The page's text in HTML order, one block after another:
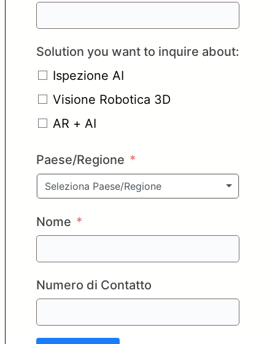
Solution you want to inquire about:
Ispezione AI
Visione Robotica 3D
AR + AI
Paese/Regione
Seleziona Paese/Regione
Nome
Numero di Contatto